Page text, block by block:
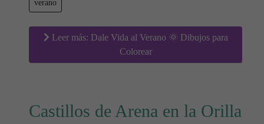
verano
Leer más: Dale Vida al Verano 🌞 Dibujos para
Colorear
Castillos de Arena en la Orilla